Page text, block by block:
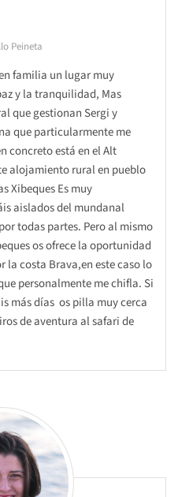
Peineta
familia un lugar muy
y la tranquilidad, Mas
que gestionan Sergi y
que particularmente me
concreto está en el Alt
alojamiento rural en pueblo
Xibeques Es muy
aislados del mundanal
todas partes. Pero al mismo
os ofrece la oportunidad
la costa Brava,en este caso lo
personalmente me chifla. Si
más días os pilla muy cerca
de aventura al safari de